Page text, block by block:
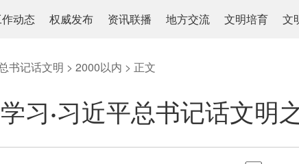
动态 权威发布 资讯联播 地方交流 文明培育 文
书记话文明 > 2000以内 > 正文
习·习近平总书记话文明